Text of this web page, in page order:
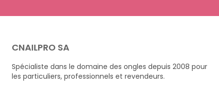
CNAILPRO SA
Spécialiste dans le domaine des ongles depuis 2008 pour
les particuliers, professionnels et revendeurs.